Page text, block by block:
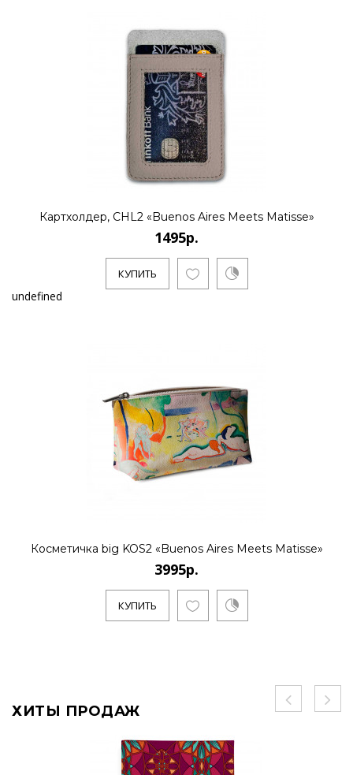
Картхолдер, CHL2 «Buenos Aires Meets Matisse»
1495р.
КУПИТЬ
undefined
Косметичка big KOS2 «Buenos Aires Meets Matisse»
3995р.
КУПИТЬ
ХИТЫ ПРОДАЖ